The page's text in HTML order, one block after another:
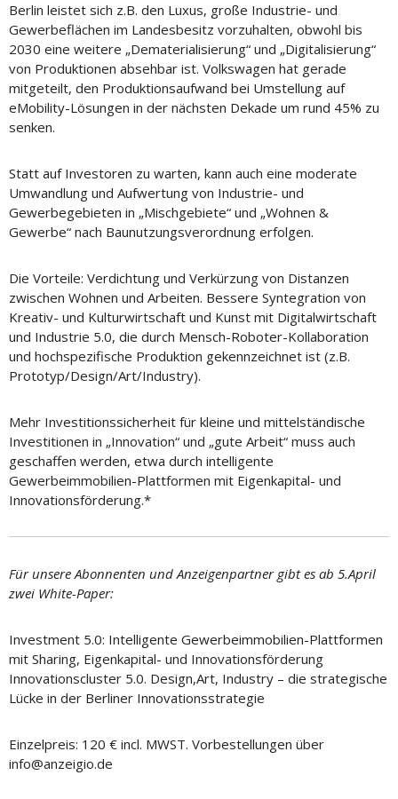
Berlin leistet sich z.B. den Luxus, große Industrie- und
Gewerbeflächen im Landesbesitz vorzuhalten, obwohl bis
2030 eine weitere „Dematerialisierung“ und „Digitalisierung“
von Produktionen absehbar ist. Volkswagen hat gerade
mitgeteilt, den Produktionsaufwand bei Umstellung auf
eMobility-Lösungen in der nächsten Dekade um rund 45% zu
senken.
Statt auf Investoren zu warten, kann auch eine moderate
Umwandlung und Aufwertung von Industrie- und
Gewerbegebieten in „Mischgebiete“ und „Wohnen &
Gewerbe“ nach Baunutzungsverordnung erfolgen.
Die Vorteile: Verdichtung und Verkürzung von Distanzen
zwischen Wohnen und Arbeiten. Bessere Syntegration von
Kreativ- und Kulturwirtschaft und Kunst mit Digitalwirtschaft
und Industrie 5.0, die durch Mensch-Roboter-Kollaboration
und hochspezifische Produktion gekennzeichnet ist (z.B.
Prototyp/Design/Art/Industry).
Mehr Investitionssicherheit für kleine und mittelständische
Investitionen in „Innovation“ und „gute Arbeit“ muss auch
geschaffen werden, etwa durch intelligente
Gewerbeimmobilien-Plattformen mit Eigenkapital- und
Innovationsförderung.*
Für unsere Abonnenten und Anzeigenpartner gibt es ab 5.April
zwei White-Paper:
Investment 5.0: Intelligente Gewerbeimmobilien-Plattformen
mit Sharing, Eigenkapital- und Innovationsförderung
Innovationscluster 5.0. Design,Art, Industry – die strategische
Lücke in der Berliner Innovationsstrategie
Einzelpreis: 120 € incl. MWST. Vorbestellungen über
info@anzeigio.de